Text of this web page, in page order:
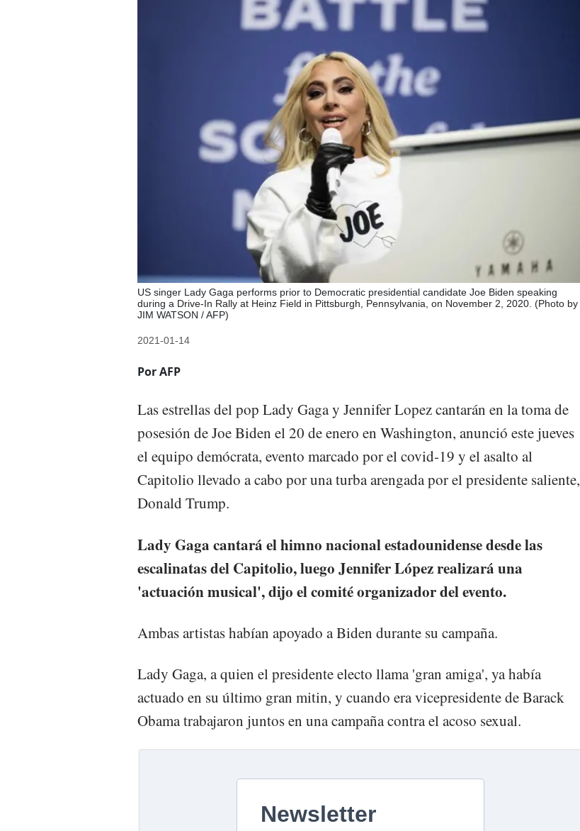
US singer Lady Gaga performs prior to Democratic presidential candidate Joe Biden speaking
during a Drive-In Rally at Heinz Field in Pittsburgh, Pennsylvania, on November 2, 2020. (Photo by
JIM WATSON / AFP)
2021-01-14
Por AFP
Las estrellas del pop Lady Gaga y Jennifer Lopez cantarán en la toma de
posesión de Joe Biden el 20 de enero en Washington, anunció este jueves
el equipo demócrata, evento marcado por el covid-19 y el asalto al
Capitolio llevado a cabo por una turba arengada por el presidente saliente,
Donald Trump.
Lady Gaga cantará el himno nacional estadounidense desde las
escalinatas del Capitolio, luego Jennifer López realizará una
'actuación musical', dijo el comité organizador del evento.
Ambas artistas habían apoyado a Biden durante su campaña.
Lady Gaga, a quien el presidente electo llama 'gran amiga', ya había
actuado en su último gran mitin, y cuando era vicepresidente de Barack
Obama trabajaron juntos en una campaña contra el acoso sexual.